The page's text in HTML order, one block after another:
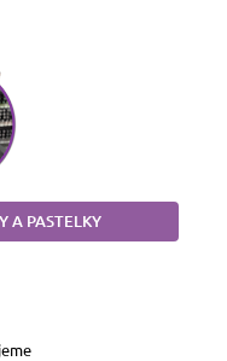
A PASTELKY